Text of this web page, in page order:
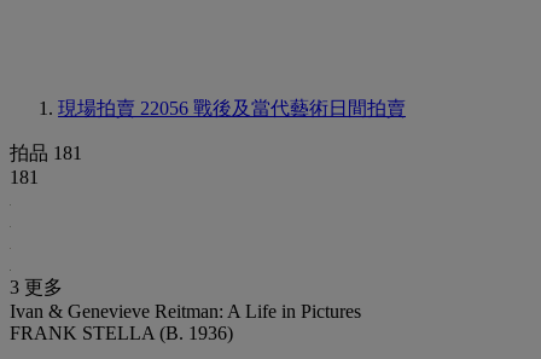
現場拍賣 22056 戰後及當代藝術日間拍賣
拍品 181
181
3 更多
Ivan & Genevieve Reitman: A Life in Pictures
FRANK STELLA (B. 1936)